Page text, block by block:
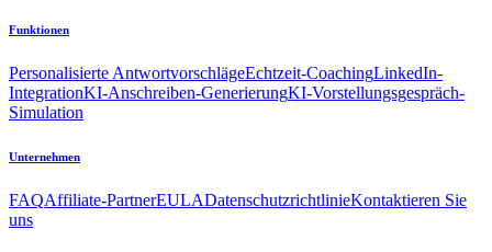
Funktionen
Personalisierte AntwortvorschlägeEchtzeit-CoachingLinkedIn-
IntegrationKI-Anschreiben-GenerierungKI-Vorstellungsgespräch-
Simulation
Unternehmen
FAQAffiliate-PartnerEULADatenschutzrichtlinieKontaktieren Sie
uns